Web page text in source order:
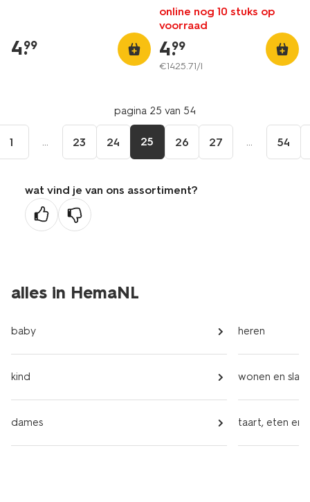
4.
99
online nog 10 stuks op
voorraad
4.
99
€1425.71/l
pagina 25 van 54
1 ... 23 24 25 26 27 ... 54
wat vind je van ons assortiment?
alles in HemaNL
baby
kind
dames
heren
wonen en
taart, eten en